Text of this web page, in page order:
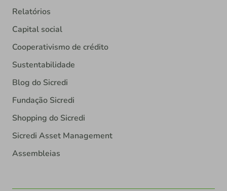
Relatórios
Capital social
Cooperativismo de crédito
Sustentabilidade
Blog do Sicredi
Fundação Sicredi
Shopping do Sicredi
Sicredi Asset Management
Assembleias